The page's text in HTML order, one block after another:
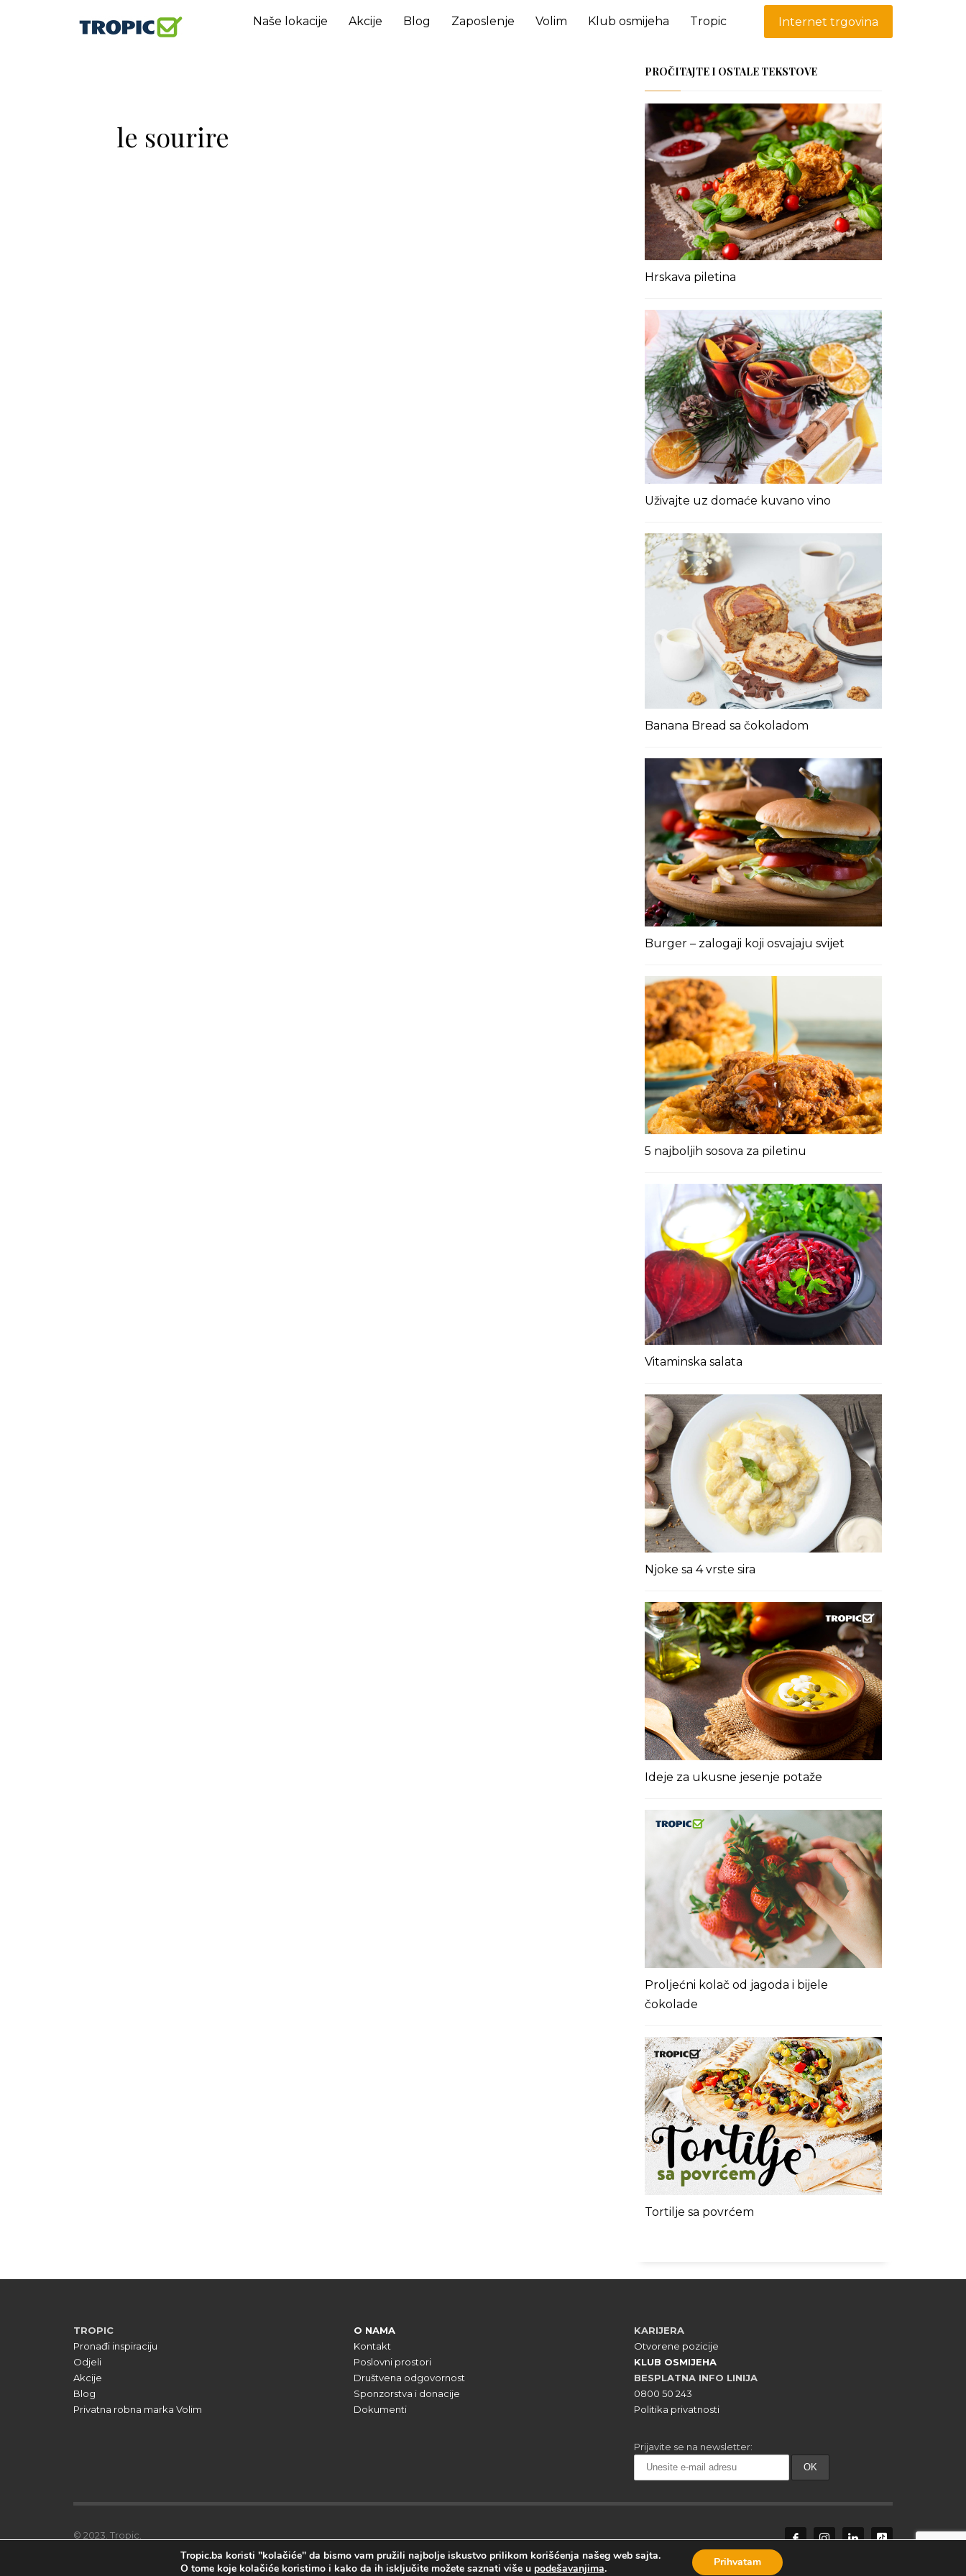
Naše lokacije Akcije Blog Zaposlenje Volim Klub osmijeha Tropic Internet trgovina
le sourire
PROČITAJTE I OSTALE TEKSTOVE
Hrskava piletina
Uživajte uz domaće kuvano vino
Banana Bread sa čokoladom
Burger – zalogaji koji osvajaju svijet
5 najboljih sosova za piletinu
Vitaminska salata
Njoke sa 4 vrste sira
Ideje za ukusne jesenje potaže
Proljećni kolač od jagoda i bijele
čokolade
Tortilje sa povrćem
TROPIC
Pronađi inspiraciju
Odjeli
Akcije
Blog
Privatna robna marka Volim
O NAMA
Kontakt
Poslovni prostori
Društvena odgovornost
Sponzorstva i donacije
Dokumenti
KARIJERA
Otvorene pozicije
KLUB OSMIJEHA
BESPLATNA INFO LINIJA
0800 50 243
Politika privatnosti
Prijavite se na newsletter:
© 2023. Tropic.
Tropic.ba koristi "kolačiće" da bismo vam pružili najbolje iskustvo prilikom korišćenja našeg web sajta.
O tome koje kolačiće koristimo i kako da ih isključite možete saznati više u podešavanjima. Prihvatam